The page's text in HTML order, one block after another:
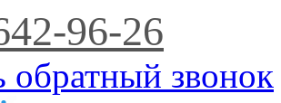
96-26
обратный звонок